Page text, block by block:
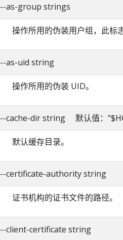
--as-group strings
操作所用的伪装用户组，此标
--as-uid string
操作所用的伪装 UID。
--cache-dir string 默认值：
默认缓存目录。
--certificate-authority string
证书机构的证书文件的路径。
--client-certificate string